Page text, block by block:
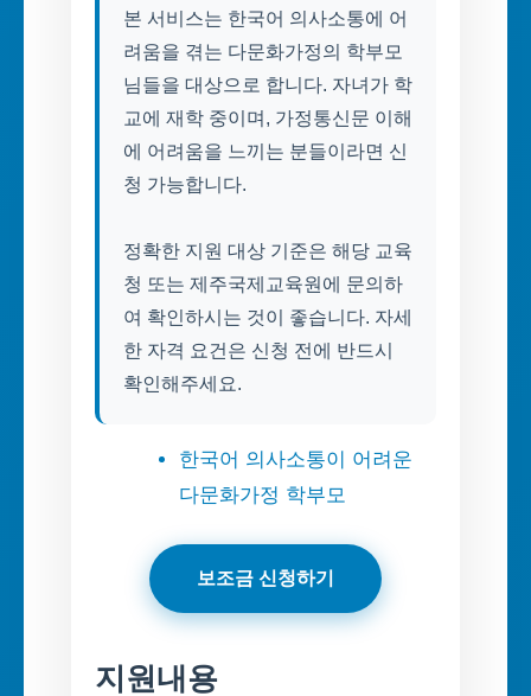
본 서비스는 한국어 의사소통에 어
려움을 겪는 다문화가정의 학부모
님들을 대상으로 합니다. 자녀가 학
교에 재학 중이며, 가정통신문 이해
에 어려움을 느끼는 분들이라면 신
청 가능합니다.
정확한 지원 대상 기준은 해당 교육
청 또는 제주국제교육원에 문의하
여 확인하시는 것이 좋습니다. 자세
한 자격 요건은 신청 전에 반드시
확인해주세요.
한국어 의사소통이 어려운
다문화가정 학부모
보조금 신청하기
지원내용